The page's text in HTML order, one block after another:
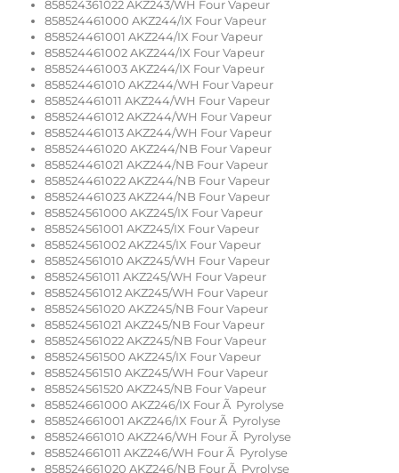
858524361022 AKZ243/WH Four Vapeur
858524461000 AKZ244/IX Four Vapeur
858524461001 AKZ244/IX Four Vapeur
858524461002 AKZ244/IX Four Vapeur
858524461003 AKZ244/IX Four Vapeur
858524461010 AKZ244/WH Four Vapeur
858524461011 AKZ244/WH Four Vapeur
858524461012 AKZ244/WH Four Vapeur
858524461013 AKZ244/WH Four Vapeur
858524461020 AKZ244/NB Four Vapeur
858524461021 AKZ244/NB Four Vapeur
858524461022 AKZ244/NB Four Vapeur
858524461023 AKZ244/NB Four Vapeur
858524561000 AKZ245/IX Four Vapeur
858524561001 AKZ245/IX Four Vapeur
858524561002 AKZ245/IX Four Vapeur
858524561010 AKZ245/WH Four Vapeur
858524561011 AKZ245/WH Four Vapeur
858524561012 AKZ245/WH Four Vapeur
858524561020 AKZ245/NB Four Vapeur
858524561021 AKZ245/NB Four Vapeur
858524561022 AKZ245/NB Four Vapeur
858524561500 AKZ245/IX Four Vapeur
858524561510 AKZ245/WH Four Vapeur
858524561520 AKZ245/NB Four Vapeur
858524661000 AKZ246/IX Four Ã Pyrolyse
858524661001 AKZ246/IX Four Ã Pyrolyse
858524661010 AKZ246/WH Four Ã Pyrolyse
858524661011 AKZ246/WH Four Ã Pyrolyse
858524661020 AKZ246/NB Four Ã Pyrolyse